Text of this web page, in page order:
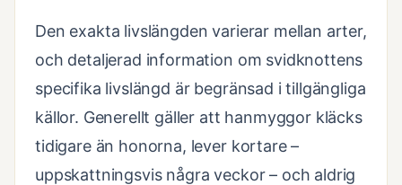
Den exakta livslängden varierar mellan arter,
och detaljerad information om svidknottens
specifika livslängd är begränsad i tillgängliga
källor. Generellt gäller att hanmyggor kläcks
tidigare än honorna, lever kortare –
uppskattningsvis några veckor – och aldrig